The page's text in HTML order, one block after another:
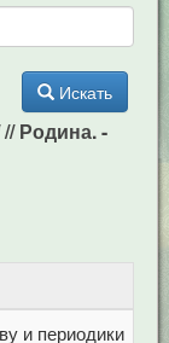
Искать
Родина. -
и периодики